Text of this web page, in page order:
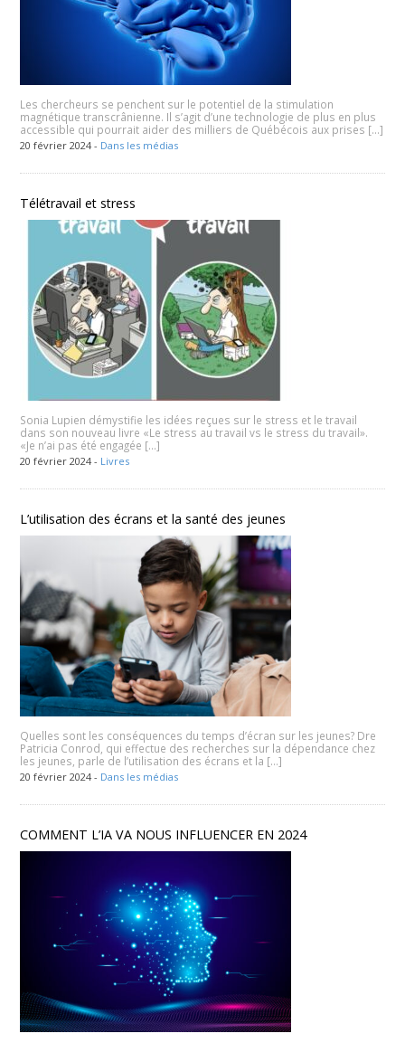
Les chercheurs se penchent sur le potentiel de la stimulation
magnétique transcrânienne. Il s’agit d’une technologie de plus en plus
accessible qui pourrait aider des milliers de Québécois aux prises […]
20 février 2024 - Dans les médias
Télétravail et stress
Sonia Lupien démystifie les idées reçues sur le stress et le travail
dans son nouveau livre «Le stress au travail vs le stress du travail».
«Je n’ai pas été engagée […]
20 février 2024 - Livres
L’utilisation des écrans et la santé des jeunes
Quelles sont les conséquences du temps d’écran sur les jeunes? Dre
Patricia Conrod, qui effectue des recherches sur la dépendance chez
les jeunes, parle de l’utilisation des écrans et la […]
20 février 2024 - Dans les médias
COMMENT L’IA VA NOUS INFLUENCER EN 2024